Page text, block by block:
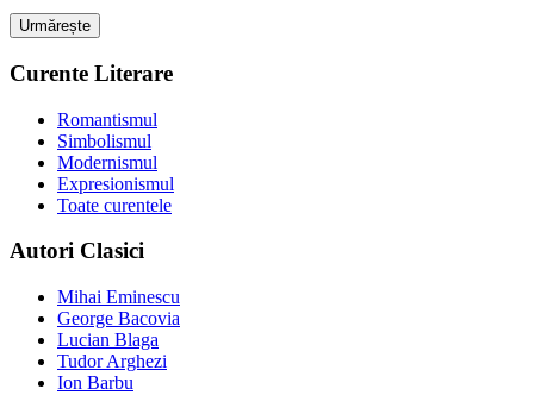
Urmărește
Curente Literare
Romantismul
Simbolismul
Modernismul
Expresionismul
Toate curentele
Autori Clasici
Mihai Eminescu
George Bacovia
Lucian Blaga
Tudor Arghezi
Ion Barbu